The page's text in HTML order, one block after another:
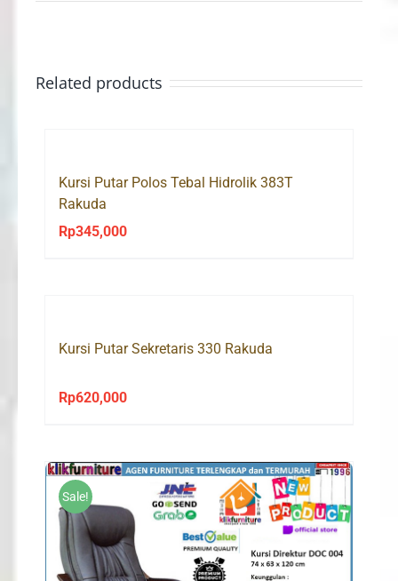
Related products
Kursi Putar Polos Tebal Hidrolik 383T
Rakuda
Rp345,000
Kursi Putar Sekretaris 330 Rakuda
Rp620,000
Sale!